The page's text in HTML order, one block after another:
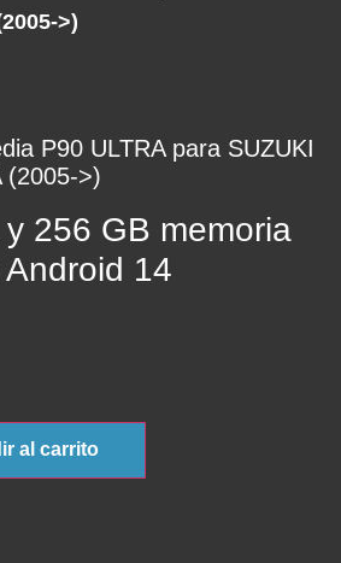
>)
P90 ULTRA para SUZUKI
(2005->)
256 GB memoria
14
al carrito